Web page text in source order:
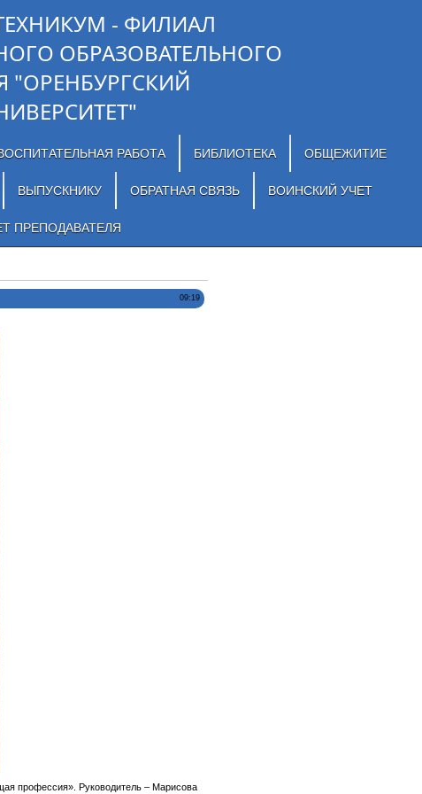
- ФИЛИАЛ
ОБРАЗОВАТЕЛЬНОГО
РАБОТА БИБЛИОТЕКА ОБЩЕЖИТИЕ
ВЫПУСКНИКУ ОБРАТНАЯ СВЯЗЬ ВОИНСКИЙ УЧЕТ
ПРЕПОДАВАТЕЛЯ
09:19
профессия». Руководитель – Марисова